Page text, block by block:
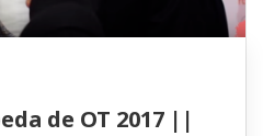
de OT 2017 ||